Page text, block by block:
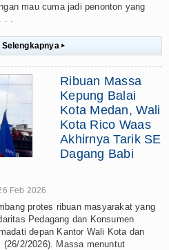
mau cuma jadi penonton yang
.
Selengkapnya ▸
Ribuan Massa
Kepung Balai
Kota Medan, Wali
Kota Rico Waas
Akhirnya Tarik SE
Dagang Babi
Feb 2026
protes ribuan masyarakat yang
Pedagang dan Konsumen
depan Kantor Wali Kota dan
2/2026). Massa menuntut